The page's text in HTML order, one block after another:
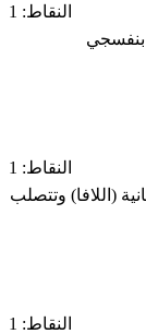
النقاط: 1
النقاط: 1
(اللافا) وتتصلب
النقاط: 1